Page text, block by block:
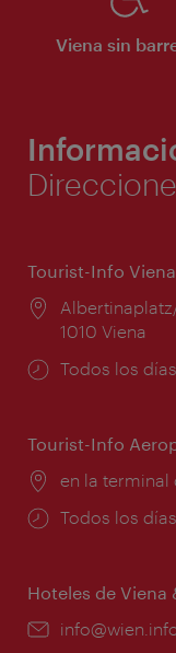
Viena sin
Tourist-Info Viena
Lugar:
1010 Viena
Horarios
Todos los
Tourist-Info
Lugar:
en la terminal
Horarios
Todos los
Hoteles de Viena
e-